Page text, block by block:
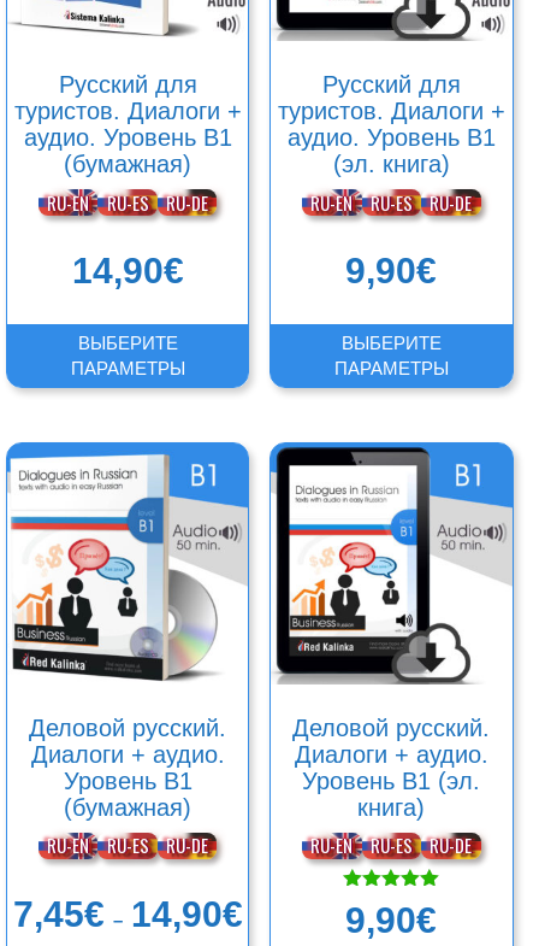
Русский для
туристов. Диалоги +
аудио. Уровень B1
(бумажная)
RU-EN
RU-ES RU-DE
14,90€
ВЫБЕРИТЕ
ПАРАМЕТРЫ
Русский для
туристов. Диалоги +
аудио. Уровень B1
(эл. книга)
RU-EN
RU-ES RU-DE
9,90€
ВЫБЕРИТЕ
ПАРАМЕТРЫ
на
странице
Деловой русский.
Диалоги + аудио.
Уровень B1
(бумажная)
RU-EN
RU-ES RU-DE
7,45€ – 14,90€Диапазон
цен:
Этот
товар
несколько
вариаций.
Опции
можно
выбрать
на
Деловой русский.
Диалоги + аудио.
Уровень B1 (эл.
книга)
RU-EN
RU-ES RU-DE
Оценка
5.00
из 5
9,90€
Этот
товар
имеет
несколько
вариаций.
Опции
можно
выбрать
странице